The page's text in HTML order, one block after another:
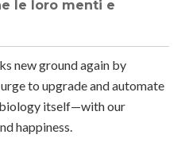
le loro menti e
new ground again by
to upgrade and automate
itself—with our
happiness.